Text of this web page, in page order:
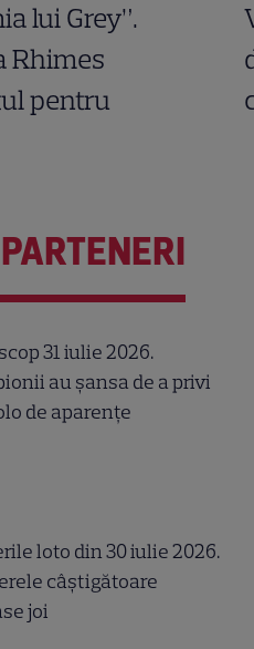
lui Grey”.
Rhimes
pentru
31 iulie 2026.
au șansa de a privi
de aparențe
loto din 30 iulie 2026.
câştigătoare
joi